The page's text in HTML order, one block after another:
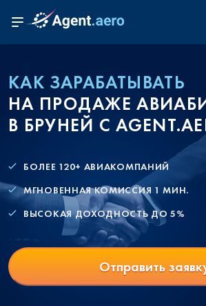
КАК ЗАРАБАТЫВАТЬ
НА ПРОДАЖЕ
В БРУНЕЙ С
БОЛЕЕ 120+ АВИАКОМПАНИЙ
МГНОВЕННАЯ КОМИССИЯ 1 МИН.
ВЫСОКАЯ ДОХОДНОСТЬ ДО 5%
Отправить